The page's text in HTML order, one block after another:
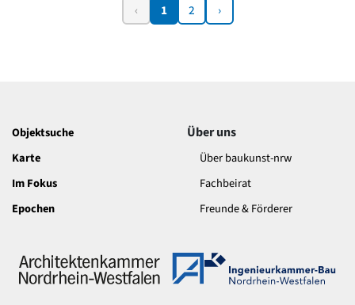
‹ 1 2 ›
Objektsuche
Karte
Im Fokus
Epochen
Über uns
Über baukunst-nrw
Fachbeirat
Freunde & Förderer